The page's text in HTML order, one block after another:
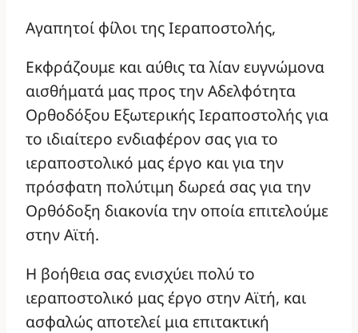
Αγαπητοί φίλοι της Ιεραποστολής,
Εκφράζουμε και αύθις τα λίαν ευγνώμονα
αισθήματά μας προς την Αδελφότητα
Ορθοδόξου Εξωτερικής Ιεραποστολής για
το ιδιαίτερο ενδιαφέρον σας για το
ιεραποστολικό μας έργο και για την
πρόσφατη πολύτιμη δωρεά σας για την
Ορθόδοξη διακονία την οποία επιτελούμε
στην Αϊτή.
Η βοήθεια σας ενισχύει πολύ το
ιεραποστολικό μας έργο στην Αϊτή, και
ασφαλώς αποτελεί μια επιτακτική